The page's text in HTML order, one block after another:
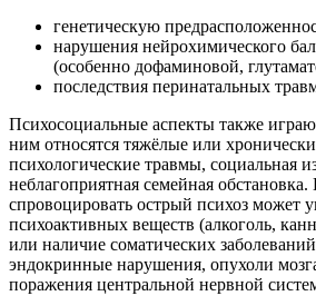
генетическую
нарушения нейрохимического
(особенно дофаминовой,
последствия перинатальных
Психосоциальные аспекты также
ним относятся тяжёлые или
психологические травмы, социальная
неблагоприятная семейная обстановка.
спровоцировать острый психоз может
психоактивных веществ (алкоголь,
или наличие соматических
эндокринные нарушения, опухоли
поражения центральной нервной